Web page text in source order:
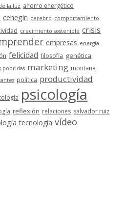
la luz ahorro energético
cehegín cerebro comportamiento
crecimiento sostenible crisis
empresas energía
felicidad filosofía genética
podridas marketing montaña
política productividad
psicología
reflexión relaciones salvador ruiz
tecnología vídeo